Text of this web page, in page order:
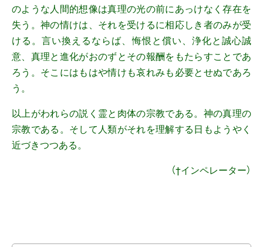
のような人間的想像は真理の光の前にあっけなく存在を
失う。神の情けは、それを受けるに相応しき者のみが受
ける。言い換えるならば、悔恨と償い、浄化と誠心誠
意、真理と進化がおのずとその報酬をもたらすことであ
ろう。そこにはもはや情けも哀れみも必要とせぬであろ
う。
以上がわれらの説く霊と肉体の宗教である。神の真理の
宗教である。そして人類がそれを理解する日もようやく
近づきつつある。
（†インペレーター）